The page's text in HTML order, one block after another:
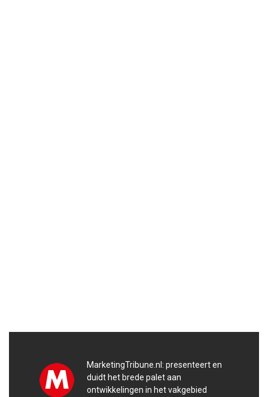
MarketingTribune.nl: presenteert en
duidt het brede palet aan
ontwikkelingen in het vakgebied